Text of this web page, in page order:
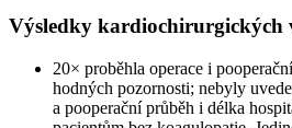
Výsledky kardiochirurgických
20× proběhla operace i
hodných pozornosti; nebyly
a pooperační průběh i délka